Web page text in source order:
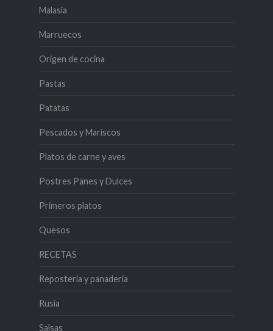
Malasia
Marruecos
Origen de cocina
Pastas
Patatas
Pescados y Mariscos
Platos de carne y aves
Postres Panes y Dulces
Primeros platos
Quesos
RECETAS
Reposteria y panadería
Rusia
Salsas